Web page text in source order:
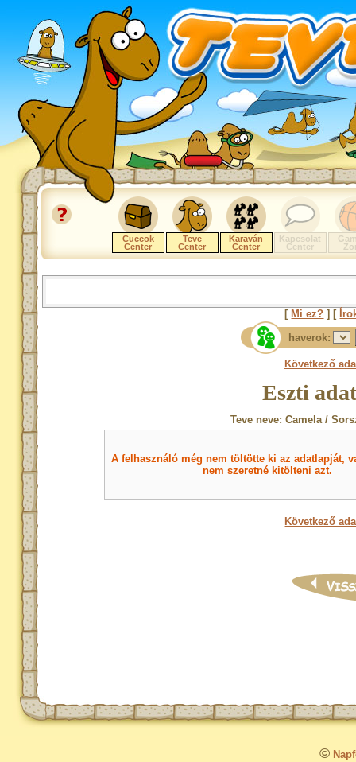
Cuccok
Center
Teve
Center
Karaván
Center
Kapcsolat
Center
[ Mi ez? ] [
haverok:
Következő
Eszti
Teve neve: Camela /
A felhasználó még nem töltötte ki az adatlapját,
nem szeretné kitölteni azt.
Következő
©